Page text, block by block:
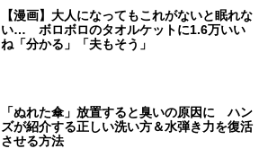
【漫画】大人になってもこれがないと眠れな
い… ボロボロのタオルケットに1.6万いい
ね「分かる」「夫もそう」
「ぬれた傘」放置すると臭いの原因に ハン
ズが紹介する正しい洗い方＆水弾き力を復活
させる方法